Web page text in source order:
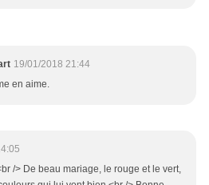
19/01/2018 21:44
en aime.
/> De beau mariage, le rouge et le vert,